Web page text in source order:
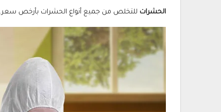
الحشرات للتخلص من جميع أنواع الحشرات بأرخص سعر.